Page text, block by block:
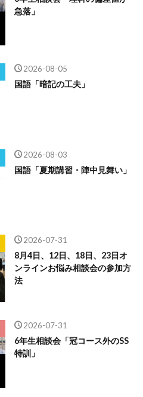
急落」
2026-08-05
国語「暗記の工夫」
2026-08-03
国語「夏期講習・陣中見舞い」
2026-07-31
8月4日、12日、18日、23日オ
ンラインお悩み相談会の参加方
法
2026-07-31
6年生相談会「冠コース外のSS
特訓」